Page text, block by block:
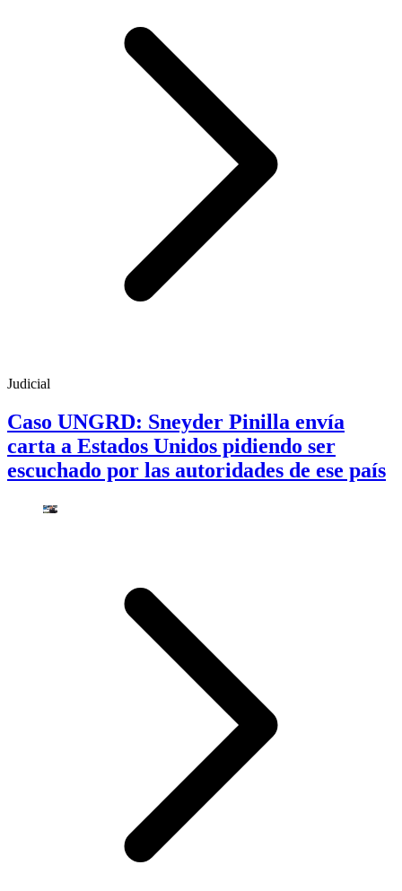
Judicial
Caso UNGRD: Sneyder Pinilla envía
carta a Estados Unidos pidiendo ser
escuchado por las autoridades de ese país